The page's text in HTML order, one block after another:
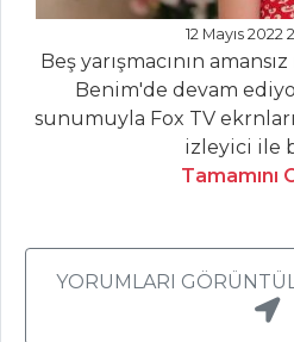
Tarifleri
BALIK
YEMEKLERI
Parmesan Kasesi
12 Mayıs 2022
Beş yarışmacının
Benim'de devam
sunumuyla Fox TV
izleyici ile
Tamamını
YORUMLARI